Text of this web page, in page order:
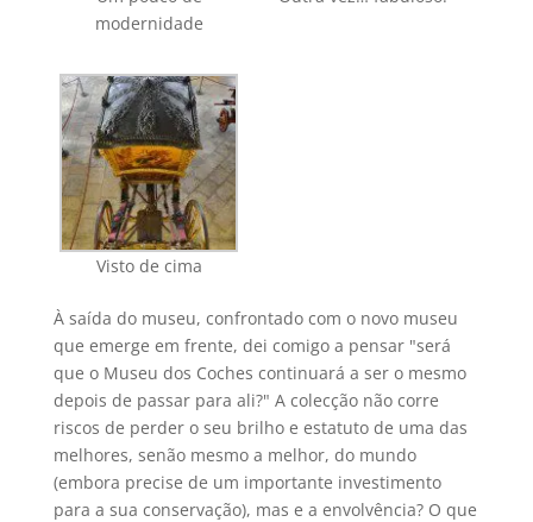
modernidade
Visto de cima
À saída do museu, confrontado com o novo museu
que emerge em frente, dei comigo a pensar "será
que o Museu dos Coches continuará a ser o mesmo
depois de passar para ali?" A colecção não corre
riscos de perder o seu brilho e estatuto de uma das
melhores, senão mesmo a melhor, do mundo
(embora precise de um importante investimento
para a sua conservação), mas e a envolvência? O que